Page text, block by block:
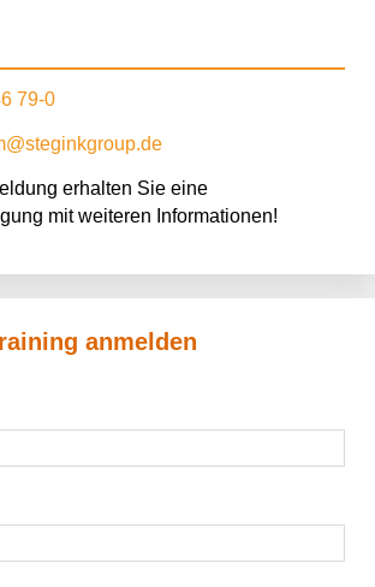
79-0
erhalten Sie eine
mit weiteren Informationen!
anmelden